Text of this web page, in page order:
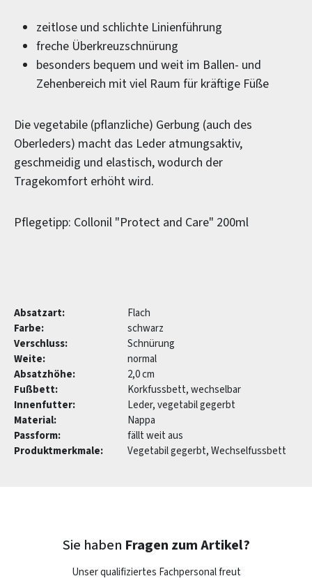
zeitlose und schlichte Linienführung
freche Überkreuzschnürung
besonders bequem und weit im Ballen- und
Zehenbereich mit viel Raum für kräftige Füße
Die vegetabile (pflanzliche) Gerbung (auch des
Oberleders) macht das Leder atmungsaktiv,
geschmeidig und elastisch, wodurch der
Tragekomfort erhöht wird.
Pflegetipp: Collonil "Protect and Care" 200ml
Absatzart:
Flach
Farbe:
schwarz
Verschluss:
Schnürung
Weite:
normal
Absatzhöhe:
2,0 cm
Fußbett:
Korkfussbett, wechselbar
Innenfutter:
Leder, vegetabil gegerbt
Material:
Nappa
Passform:
fällt weit aus
Produktmerkmale:
Vegetabil gegerbt, Wechselfussbett
Sie haben Fragen zum Artikel?
Unser qualifiziertes Fachpersonal freut